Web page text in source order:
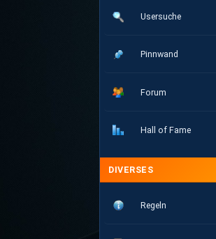
Usersuche
Pinnwand
Forum
Hall of Fame
DIVERSES
Regeln